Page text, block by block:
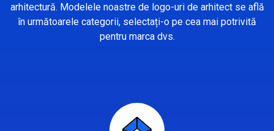
arhitectură. Modelele noastre de logo-uri de arhitect se află
în următoarele categorii, selectați-o pe cea mai potrivită
pentru marca dvs.